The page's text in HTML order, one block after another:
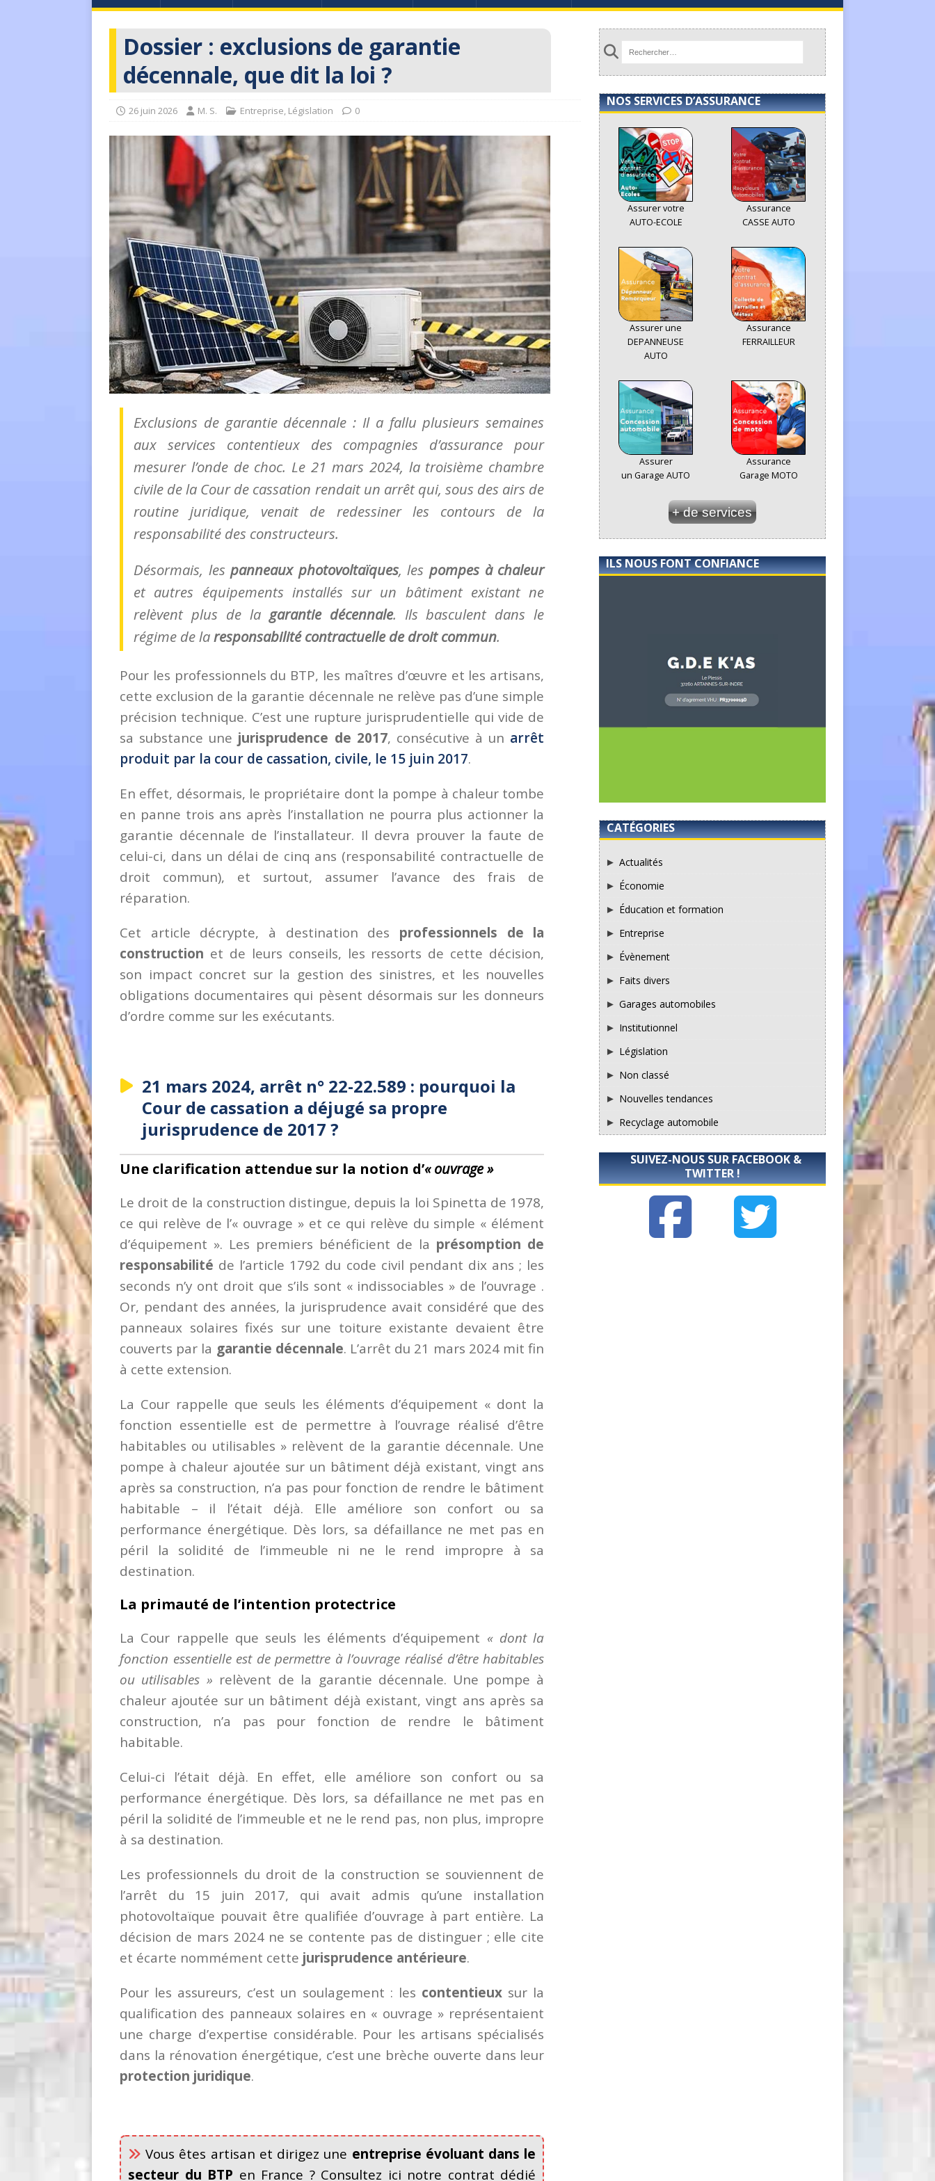
Dossier : exclusions de garantie
décennale, que dit la loi ?
26 juin 2026 M. S. Entreprise, Législation 0
Exclusions de garantie décennale : Il a fallu plusieurs semaines
aux services contentieux des compagnies d’assurance pour
mesurer l’onde de choc. Le 21 mars 2024, la troisième chambre
civile de la Cour de cassation rendait un arrêt qui, sous des airs de
routine juridique, venait de redessiner les contours de la
responsabilité des constructeurs.
Désormais, lespanneaux photovoltaïques, lespompes à chaleur
et autres équipements installés sur un bâtiment existant ne
relèvent plus de la garantie décennale. Ils basculent dans le
régime de laresponsabilité contractuelle de droit commun.
Pour les professionnels du BTP, les maîtres d’œuvre et les artisans,
cette exclusion de la garantie décennale ne relève pas d’une simple
précision technique. C’est une rupture jurisprudentielle qui vide de
sa substance une jurisprudence de 2017, consécutive à un arrêt
produit par la cour de cassation, civile, le 15 juin 2017.
En effet, désormais, le propriétaire dont la pompe à chaleur tombe
en panne trois ans après l’installation ne pourra plus actionner la
garantie décennale de l’installateur. Il devra prouver la faute de
celui-ci, dans un délai de cinq ans (responsabilité contractuelle de
droit commun), et surtout, assumer l’avance des frais de
réparation.
Cet article décrypte, à destination des professionnels de la
construction et de leurs conseils, les ressorts de cette décision,
son impact concret sur la gestion des sinistres, et les nouvelles
obligations documentaires qui pèsent désormais sur les donneurs
d’ordre comme sur les exécutants.
21 mars 2024, arrêt n° 22-22.589 : pourquoi la
Cour de cassation a déjugé sa propre
jurisprudence de 2017 ?
Une clarification attendue sur la notion d’« ouvrage »
Le droit de la construction distingue, depuis la loi Spinetta de 1978,
ce qui relève de l’« ouvrage » et ce qui relève du simple « élément
d’équipement ». Les premiers bénéficient de la présomption de
responsabilité de l’article 1792 du code civil pendant dix ans ; les
seconds n’y ont droit que s’ils sont « indissociables » de l’ouvrage .
Or, pendant des années, la jurisprudence avait considéré que des
panneaux solaires fixés sur une toiture existante devaient être
couverts par la garantie décennale. L’arrêt du 21 mars 2024 mit fin
à cette extension.
La Cour rappelle que seuls les éléments d’équipement « dont la
fonction essentielle est de permettre à l’ouvrage réalisé d’être
habitables ou utilisables » relèvent de la garantie décennale. Une
pompe à chaleur ajoutée sur un bâtiment déjà existant, vingt ans
après sa construction, n’a pas pour fonction de rendre le bâtiment
habitable – il l’était déjà. Elle améliore son confort ou sa
performance énergétique. Dès lors, sa défaillance ne met pas en
péril la solidité de l’immeuble ni ne le rend impropre à sa
destination.
La primauté de l’intention protectrice
La Cour rappelle que seuls les éléments d’équipement « dont la
fonction essentielle est de permettre à l’ouvrage réalisé d’être habitables
ou utilisables » relèvent de la garantie décennale. Une pompe à
chaleur ajoutée sur un bâtiment déjà existant, vingt ans après sa
construction, n’a pas pour fonction de rendre le bâtiment
habitable.
Celui-ci l’était déjà. En effet, elle améliore son confort ou sa
performance énergétique. Dès lors, sa défaillance ne met pas en
péril la solidité de l’immeuble et ne le rend pas, non plus, impropre
à sa destination.
Les professionnels du droit de la construction se souviennent de
l’arrêt du 15 juin 2017, qui avait admis qu’une installation
photovoltaïque pouvait être qualifiée d’ouvrage à part entière. La
décision de mars 2024 ne se contente pas de distinguer ; elle cite
et écarte nommément cette jurisprudence antérieure.
Pour les assureurs, c’est un soulagement : les contentieux sur la
qualification des panneaux solaires en « ouvrage » représentaient
une charge d’expertise considérable. Pour les artisans spécialisés
dans la rénovation énergétique, c’est une brèche ouverte dans leur
protection juridique.
Vous êtes artisan et dirigez une entreprise évoluant dans le
secteur du BTP en France ? Consultez ici notre contrat dédié
NOS SERVICES D’ASSURANCE
Assurer votre
AUTO-ECOLE
Assurance
CASSE AUTO
Assurer une
DEPANNEUSE
AUTO
Assurance
FERRAILLEUR
Assurer
un Garage AUTO
Assurance
Garage MOTO
+ de services
ILS NOUS FONT CONFIANCE
CATÉGORIES
Actualités
Économie
Éducation et formation
Entreprise
Évènement
Faits divers
Garages automobiles
Institutionnel
Législation
Non classé
Nouvelles tendances
Recyclage automobile
SUIVEZ-NOUS SUR FACEBOOK &
TWITTER !